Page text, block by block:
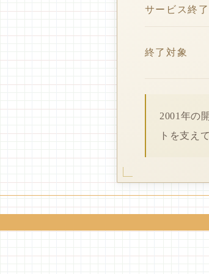
サービス終了
終了対象
2001年の
トを支え